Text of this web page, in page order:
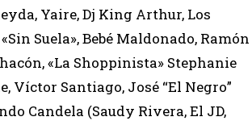
Yaire, Dj King Arthur, Los
Suela», Bebé Maldonado, Ramón
«La Shoppinista» Stephanie
Víctor Santiago, José “El Negro”
Candela (Saudy Rivera, El JD,